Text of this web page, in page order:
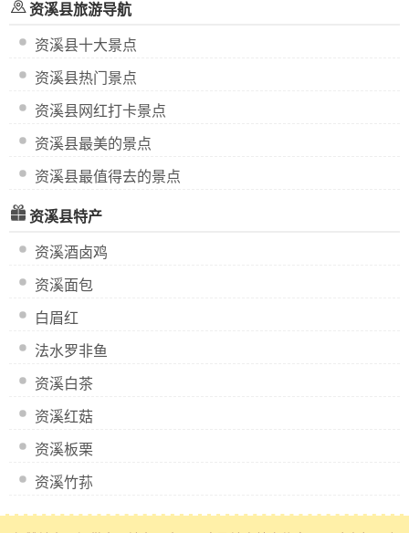
资溪县旅游导航
资溪县十大景点
资溪县热门景点
资溪县网红打卡景点
资溪县最美的景点
资溪县最值得去的景点
资溪县特产
资溪酒卤鸡
资溪面包
白眉红
法水罗非鱼
资溪白茶
资溪红菇
资溪板栗
资溪竹荪